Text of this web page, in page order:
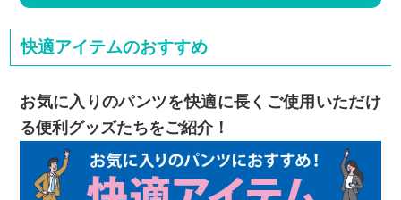
快適アイテムのおすすめ
お気に入りのパンツを快適に長くご使用いただけ
る便利グッズたちをご紹介！